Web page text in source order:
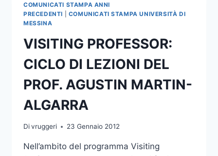
COMUNICATI STAMPA ANNI
PRECEDENTI
COMUNICATI STAMPA UNIVERSITÀ DI
MESSINA
VISITING PROFESSOR:
CICLO DI LEZIONI DEL
PROF. AGUSTIN MARTIN-
ALGARRA
Divruggeri 23 Gennaio 2012
Nell’ambito del programma Visiting